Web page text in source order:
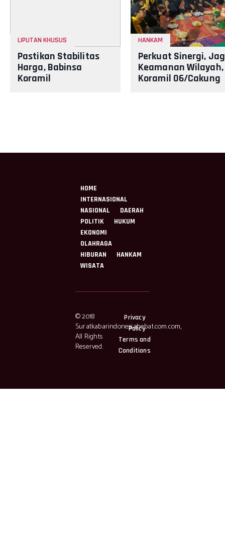
LIPUTAN KHUSUS
Pastikan Stabilitas
Harga, Babinsa
Koramil
HANKAM
Perkuat Sinergi,
Keamanan Wilayah,
Koramil 06/Cakung
HOME
INTERNASIONAL
NASIONAL
DAERAH
POLITIK
HUKUM
EKONOMI
OLAHRAGA
HIBURAN
HANKAM
WISATA
© 2018
Suratkabarindonesiahebat.com.com,
All Rights
Reserved.
Privacy
Policy
Terms and
Conditions